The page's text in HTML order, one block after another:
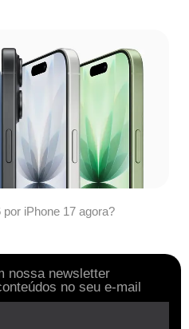
iPhone 17 agora?
nossa newsletter
no seu e-mail